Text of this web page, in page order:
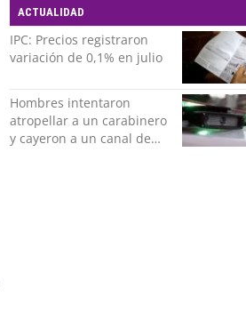
ACTUALIDAD
IPC: Precios registraron
variación de 0,1% en julio
Hombres intentaron
atropellar a un carabinero
y cayeron a un canal de